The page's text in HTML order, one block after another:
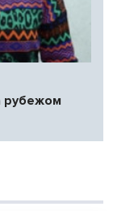
рубежом